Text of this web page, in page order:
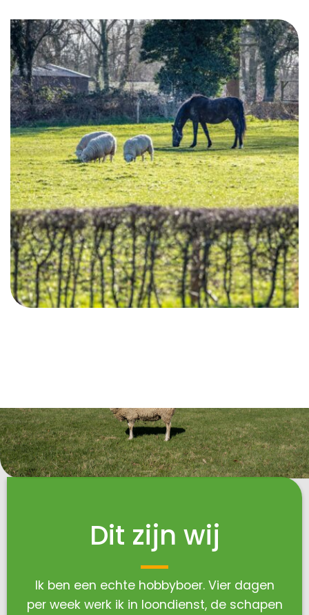
Dit zijn wij
Ik ben een echte hobbyboer. Vier dagen
per week werk ik in loondienst, de schapen